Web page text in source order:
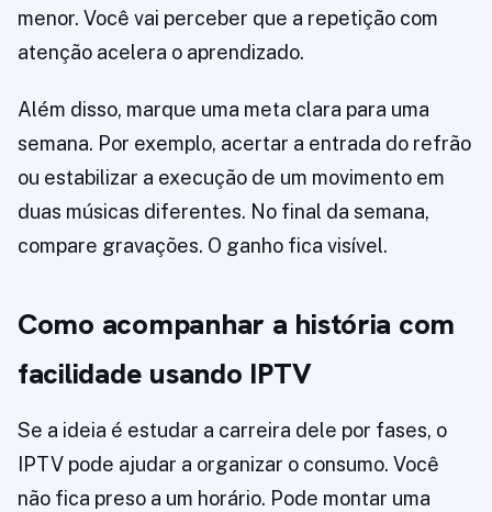
menor. Você vai perceber que a repetição com
atenção acelera o aprendizado.
Além disso, marque uma meta clara para uma
semana. Por exemplo, acertar a entrada do refrão
ou estabilizar a execução de um movimento em
duas músicas diferentes. No final da semana,
compare gravações. O ganho fica visível.
Como acompanhar a história com
facilidade usando IPTV
Se a ideia é estudar a carreira dele por fases, o
IPTV pode ajudar a organizar o consumo. Você
não fica preso a um horário. Pode montar uma